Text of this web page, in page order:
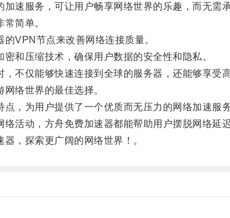
服务，可让用户畅享网络世界的乐趣，而无需承
简单。
VPN节点来改善网络连接质量。
压缩技术，确保用户数据的安全性和隐私。
仅能够快速连接到全球的服务器，还能够享受高
络世界的最佳选择。
为用户提供了一个优质而无压力的网络加速服务
动，方舟免费加速器都能帮助用户摆脱网络延迟
，探索更广阔的网络世界！。